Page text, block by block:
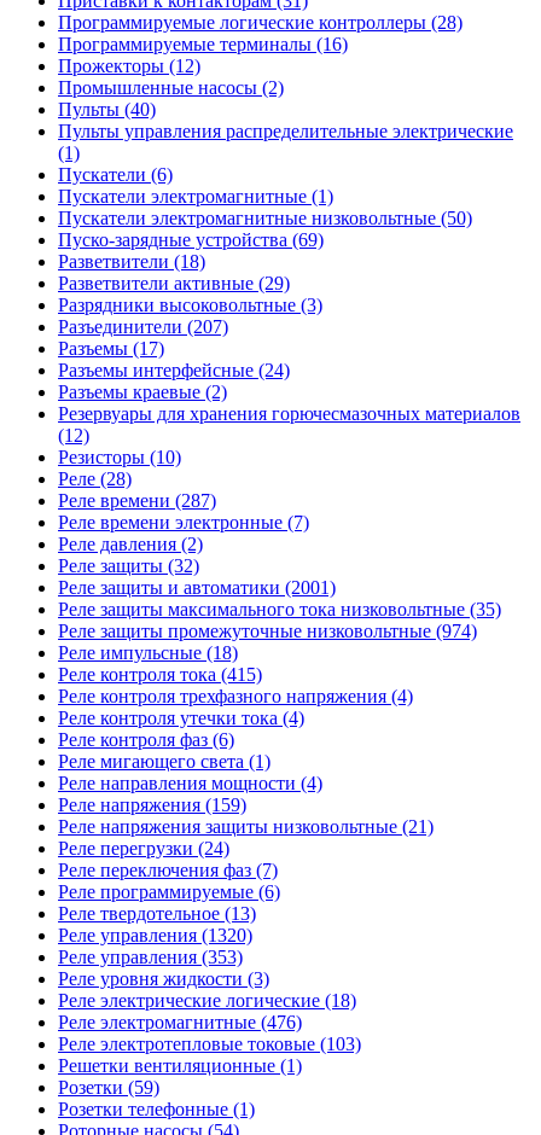
Программируемые логические контроллеры (28)
Программируемые терминалы (16)
Прожекторы (12)
Промышленные насосы (2)
Пульты (40)
Пульты управления распределительные электрические
(1)
Пускатели (6)
Пускатели электромагнитные (1)
Пускатели электромагнитные низковольтные (50)
Пуско-зарядные устройства (69)
Разветвители (18)
Разветвители активные (29)
Разрядники высоковольтные (3)
Разъединители (207)
Разъемы (17)
Разъемы интерфейсные (24)
Разъемы краевые (2)
Резервуары для хранения горючесмазочных материалов
(12)
Резисторы (10)
Реле (28)
Реле времени (287)
Реле времени электронные (7)
Реле давления (2)
Реле защиты (32)
Реле защиты и автоматики (2001)
Реле защиты максимального тока низковольтные (35)
Реле защиты промежуточные низковольтные (974)
Реле импульсные (18)
Реле контроля тока (415)
Реле контроля трехфазного напряжения (4)
Реле контроля утечки тока (4)
Реле контроля фаз (6)
Реле мигающего света (1)
Реле направления мощности (4)
Реле напряжения (159)
Реле напряжения защиты низковольтные (21)
Реле перегрузки (24)
Реле переключения фаз (7)
Реле программируемые (6)
Реле твердотельное (13)
Реле управления (1320)
Реле управления (353)
Реле уровня жидкости (3)
Реле электрические логические (18)
Реле электромагнитные (476)
Реле электротепловые токовые (103)
Решетки вентиляционные (1)
Розетки (59)
Розетки телефонные (1)
Роторные насосы (54)